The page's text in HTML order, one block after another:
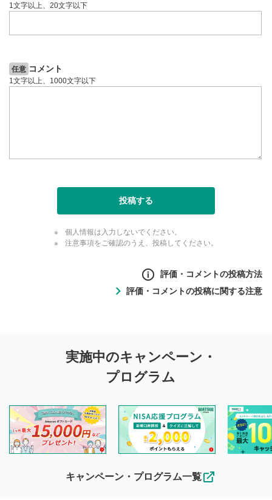
1文字以上、20文字以下
任意 コメント
1文字以上、1000文字以下
投稿する
個人情報は入力しないでください。
注意事項をご確認のうえ、投稿してください。
評価・コメントの投稿方法
評価・コメントの投稿に関する注意
投稿に関する注意
を目的として、各動画コンテンツに、評価およびコメントの
投稿ができます。利用者は以下の注意事項をご理解のうえ、
閲覧および投稿を行うものとしてください。
他の利用者が動画を視聴される際の参考になるコメントをお
待ちしております。
なお、投稿をもって、本注意事項に同意されたものとみなし
実施中のキャンペーン・
プログラム
キャンペーン・プログラム一覧